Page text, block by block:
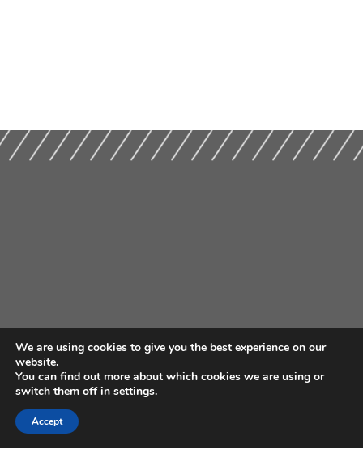
We are using cookies to give you the best experience on our
website.
You can find out more about which cookies we are using or
switch them off in settings.
Accept